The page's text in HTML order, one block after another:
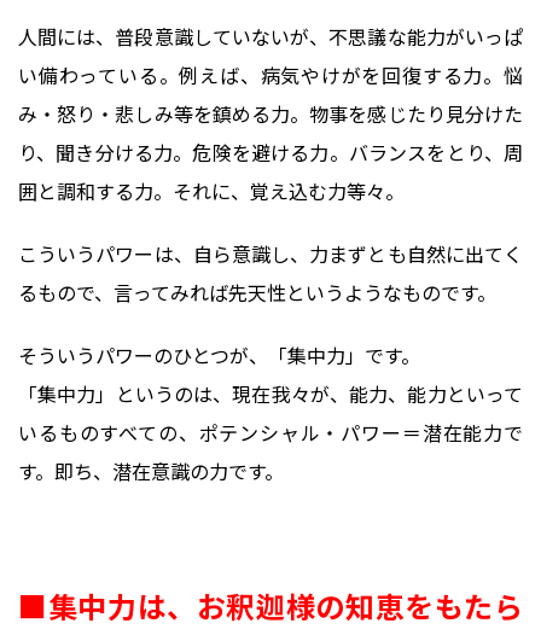
人間には、普段意識していないが、不思議な能力がいっぱ
い備わっている。例えば、病気やけがを回復する力。悩
み・怒り・悲しみ等を鎮める力。物事を感じたり見分けた
り、聞き分ける力。危険を避ける力。バランスをとり、周
囲と調和する力。それに、覚え込む力等々。
こういうパワーは、自ら意識し、力まずとも自然に出てく
るもので、言ってみれば先天性というようなものです。
そういうパワーのひとつが、「集中力」です。
「集中力」というのは、現在我々が、能力、能力といって
いるものすべての、ポテンシャル・パワー＝潜在能力で
す。即ち、潜在意識の力です。
■集中力は、お釈迦様の知恵をもたら